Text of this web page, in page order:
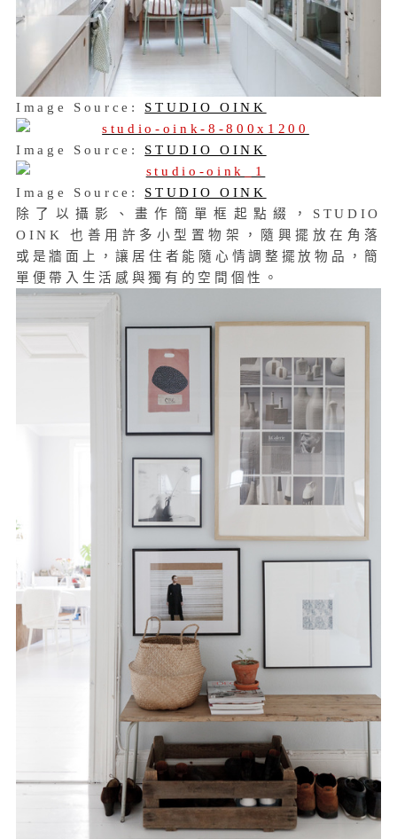
Image Source: STUDIO OINK
Image Source: STUDIO OINK
Image Source: STUDIO OINK
除了以攝影、畫作簡單框起點綴，STUDIO
OINK 也善用許多小型置物架，隨興擺放在角落
或是牆面上，讓居住者能隨心情調整擺放物品，簡
單便帶入生活感與獨有的空間個性。